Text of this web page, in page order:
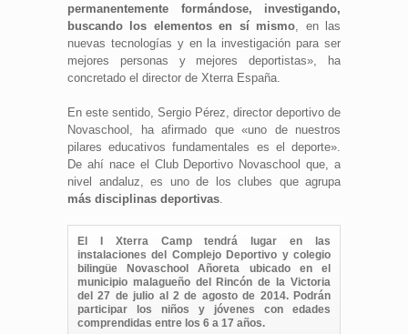
permanentemente formándose, investigando,
buscando los elementos en sí mismo , en las
nuevas tecnologías y en la investigación para ser
mejores personas y mejores deportistas», ha
concretado el director de Xterra España.
En este sentido, Sergio Pérez, director deportivo de
Novaschool, ha afirmado que «uno de nuestros
pilares educativos fundamentales es el deporte».
De ahí nace el Club Deportivo Novaschool que, a
nivel andaluz, es uno de los clubes que agrupa
más disciplinas deportivas
El I Xterra Camp tendrá lugar en las
instalaciones del Complejo Deportivo y colegio
bilingüe Novaschool Añoreta ubicado en el
municipio malagueño del Rincón de la Victoria
del 27 de julio al 2 de agosto de 2014. Podrán
participar los niños y jóvenes con edades
comprendidas entre los 6 a 17 años.